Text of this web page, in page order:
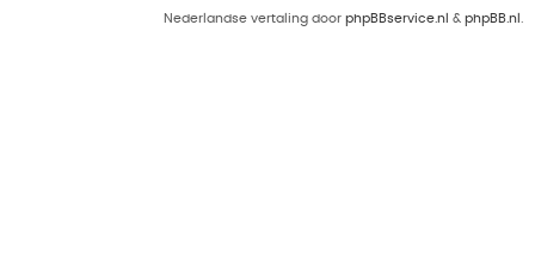
Nederlandse vertaling door phpBBservice.nl & phpBB.nl